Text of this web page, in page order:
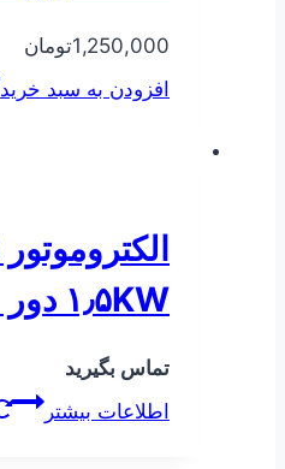
1,250,000تومان
افزودن به سبد خرید
۱٫۵KW دور ۹۰۰
تماس بگیرید
اطلاعات بیشتر